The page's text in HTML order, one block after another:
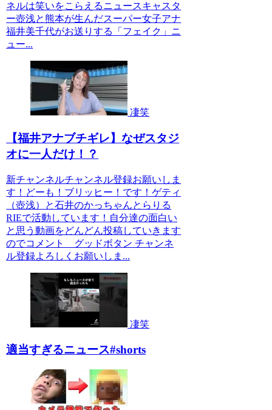
ネルは笑いをこらえるニュースキャスタ
ー壺浅と熊本が生んだスーパー女子アナ
福井美千代がお送りする「フェイク」ニ
ュー...
凄笑
【福井アナブチギレ】なぜスタジ
オに一人だけ！？
新チャンネルチャンネル登録お願いしま
す！どーも！ブリッヒー！です！ゲティ
（壺浅）と石井のかっちゃんとらりる
RIEで活動しています！自分達の面白い
と思う動画をどんどん投稿していきます
のでコメント グッドボタン チャンネ
ル登録よろしくお願いしま...
凄笑
適当すぎるニュース#shorts